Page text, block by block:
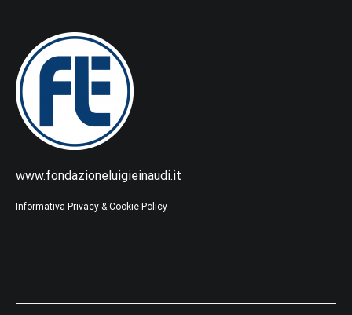
www.fondazioneluigieinaudi.it
Informativa Privacy & Cookie Policy